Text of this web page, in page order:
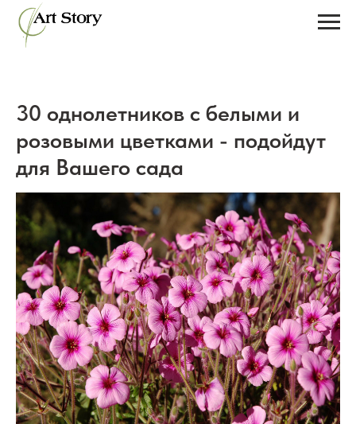
30 однолетников с белыми и
розовыми цветками - подойдут
для Вашего сада